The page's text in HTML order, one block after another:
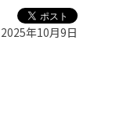
2025年10月9日